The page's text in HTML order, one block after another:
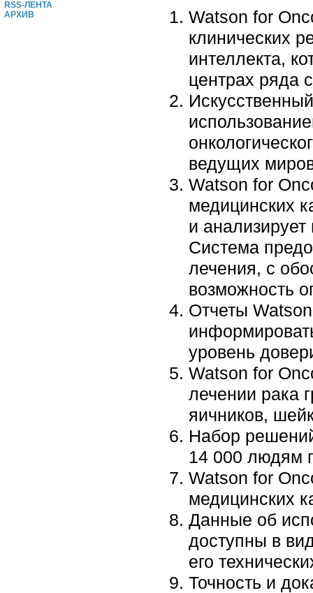
RSS-ЛЕНТА
АРХИВ
Watson for
клинических
интеллекта,
центрах ряда
ведущих
Watson for
медицинских
и анализирует
Система
лечения, с
возможность
Отчеты
уровень
Watson for
лечении рака
яичников,
Набор
14 000 людям
Watson for
медицинских
Данные об
доступны в
его
Точность и